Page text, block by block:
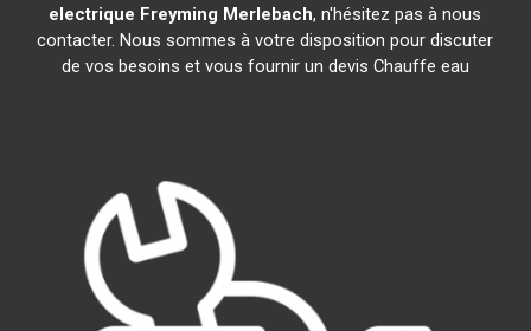
electrique Freyming Merlebach, n'hésitez pas à nous
contacter. Nous sommes à votre disposition pour discuter
de vos besoins et vous fournir un devis Chauffe eau